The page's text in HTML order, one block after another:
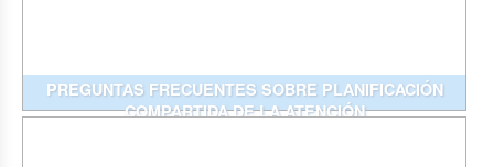
PREGUNTAS FRECUENTES SOBRE PLANIFICACIÓN
COMPARTIDA DE LA ATENCIÓN